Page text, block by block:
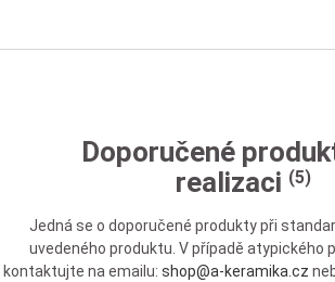
Doporučené
realizaci (5)
Jedná se o doporučené produkty při
uvedeného produktu. V případě atypického
kontaktujte na emailu: shop@a-keramika.cz